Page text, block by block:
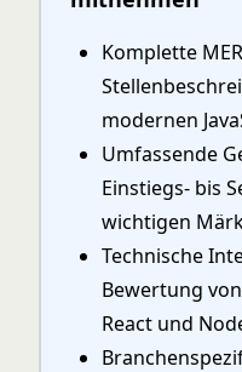
Komplette
modernen
Umfassende
Einstiegs- bis
wichtigen
Technische
Bewertung
React und